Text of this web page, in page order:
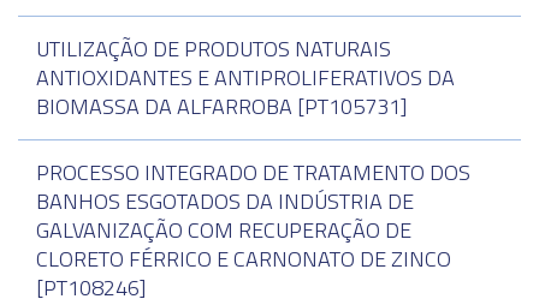
UTILIZAÇÃO DE PRODUTOS NATURAIS
ANTIOXIDANTES E ANTIPROLIFERATIVOS DA
BIOMASSA DA ALFARROBA [PT105731]
PROCESSO INTEGRADO DE TRATAMENTO DOS
BANHOS ESGOTADOS DA INDÚSTRIA DE
GALVANIZAÇÃO COM RECUPERAÇÃO DE
CLORETO FÉRRICO E CARNONATO DE ZINCO
[PT108246]